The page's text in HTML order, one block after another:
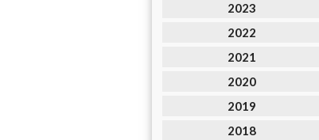
2023
2022
2021
2020
2019
2018